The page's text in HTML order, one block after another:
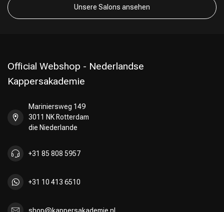
Unsere Salons ansehen
Official Webshop - Nederlandse
Kappersakademie
Mariniersweg 149
3011 NK Rotterdam
die Niederlande
+31 85 808 5957
+31 10 413 6510
shop@kappersakademie.nl